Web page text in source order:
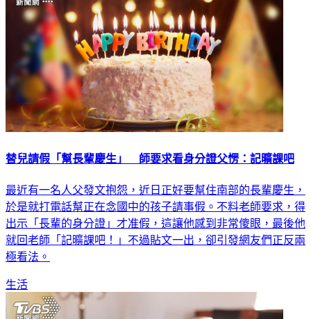
替兒請假「幫長輩慶生」 師要求看身分證父愣：記曠課吧
最近有一名人父發文抱怨，近日正好要幫住南部的長輩慶生，
於是就打電話幫正在念國中的孩子請事假。不料老師要求，得
出示「長輩的身分證」才准假，這讓他感到非常傻眼，最後他
就回老師「記曠課吧！」不過貼文一出，卻引發網友們正反兩
極看法。
生活